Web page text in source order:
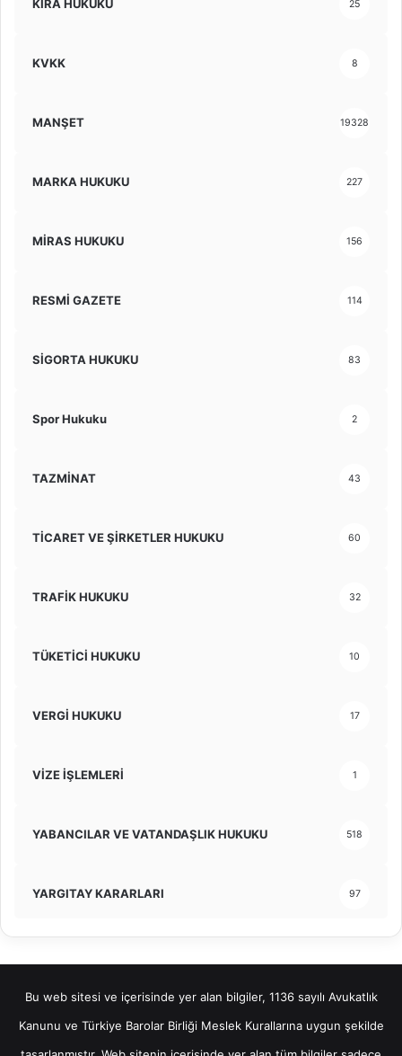
KİRA HUKUKU 25
KVKK 8
MANŞET 19328
MARKA HUKUKU 227
MİRAS HUKUKU 156
RESMİ GAZETE 114
SİGORTA HUKUKU 83
Spor Hukuku 2
TAZMİNAT 43
TİCARET VE ŞİRKETLER HUKUKU 60
TRAFİK HUKUKU 32
TÜKETİCİ HUKUKU 10
VERGİ HUKUKU 17
VİZE İŞLEMLERİ 1
YABANCILAR VE VATANDAŞLIK HUKUKU 518
YARGITAY KARARLARI 97
Bu web sitesi ve içerisinde yer alan bilgiler, 1136 sayılı Avukatlık
Kanunu ve Türkiye Barolar Birliği Meslek Kurallarına uygun şekilde